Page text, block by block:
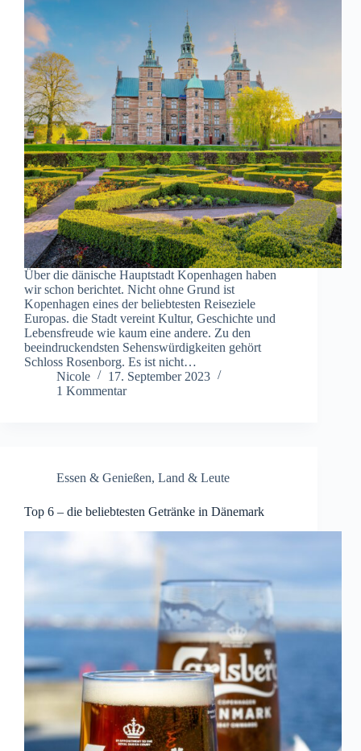
Über die dänische Hauptstadt Kopenhagen haben
wir schon berichtet. Nicht ohne Grund ist
Kopenhagen eines der beliebtesten Reiseziele
Europas. die Stadt vereint Kultur, Geschichte und
Lebensfreude wie kaum eine andere. Zu den
beeindruckendsten Sehenswürdigkeiten gehört
Schloss Rosenborg. Es ist nicht…
Nicole
17. September 2023
1 Kommentar
Essen & Genießen, Land & Leute
Top 6 – die beliebtesten Getränke in Dänemark